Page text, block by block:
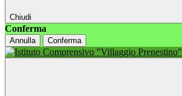
Chiudi
Conferma
Annulla Conferma